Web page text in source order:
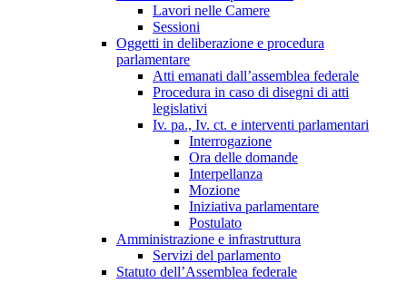
Lavori nelle Camere
Sessioni
Oggetti in deliberazione e procedura
parlamentare
Atti emanati dall’assemblea federale
Procedura in caso di disegni di atti
legislativi
Iv. pa., Iv. ct. e interventi parlamentari
Interrogazione
Ora delle domande
Interpellanza
Mozione
Iniziativa parlamentare
Postulato
Amministrazione e infrastruttura
Servizi del parlamento
Statuto dell’Assemblea federale